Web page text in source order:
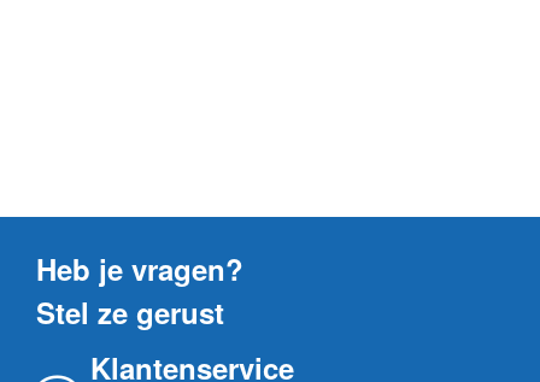
Heb je vragen?
Stel ze gerust
Klantenservice